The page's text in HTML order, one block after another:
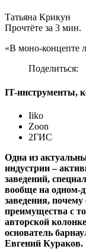
Татьяна Крикун
Прочтёте за 3 мин.
«В моно-концепте
Поделиться:
IT-инструменты,
Iiko
Zoon
2ГИС
Одна из
индустрии –
заведений,
вообще на одном-
заведения,
преимущества с
авторской
основатель
Евгений Кураков.